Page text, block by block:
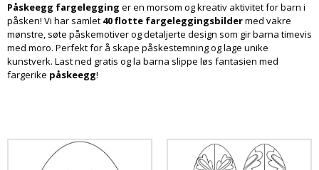
Påskeegg fargelegging er en morsom og kreativ aktivitet for barn i
påsken! Vi har samlet 40 flotte fargeleggingsbildermed vakre
mønstre, søte påskemotiver og detaljerte design som gir barna timevis
med moro. Perfekt for å skape påskestemning og lage unike
kunstverk. Last ned gratis og la barna slippe løs fantasien med
fargerike påskeegg!